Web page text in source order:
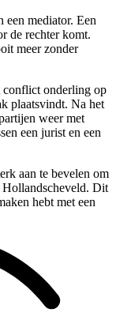
een mediator. Een
de rechter komt.
meer zonder
conflict onderling op
plaatsvindt. Na het
weer met
een jurist en een
aan te bevelen om
Hollandscheveld. Dit
hebt met een